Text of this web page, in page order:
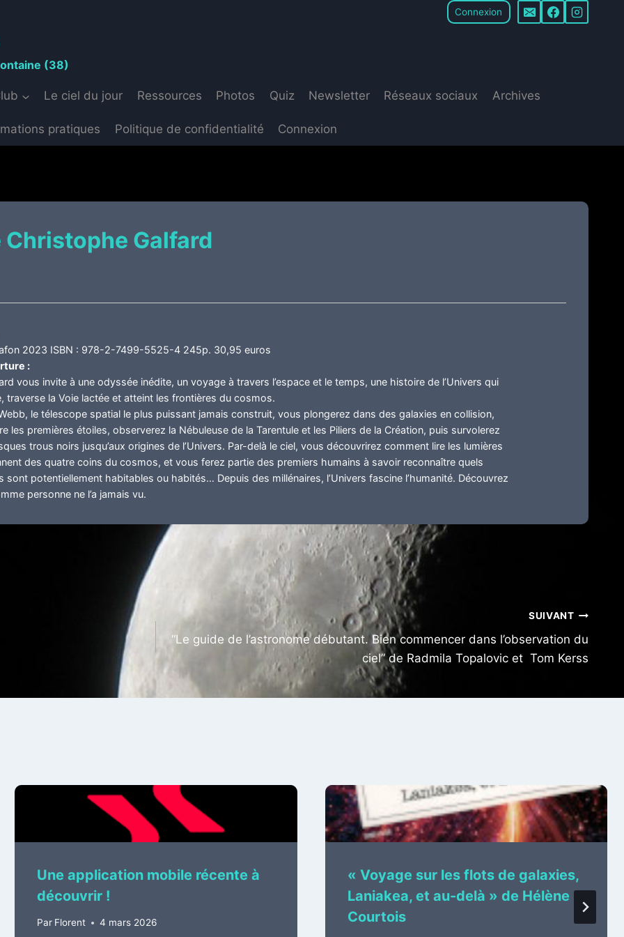
Connexion
(38)
Le ciel du jour Ressources Photos Quiz Newsletter Réseaux sociaux Archives
pratiques Politique de confidentialité Connexion
Christophe Galfard
2023 ISBN : 978-2-7499-5525-4 245p. 30,95 euros
:
vous invite à une odyssée inédite, un voyage à travers l’espace et le temps, une histoire de l’Univers qui
traverse la Voie lactée et atteint les frontières du cosmos.
le télescope spatial le plus puissant jamais construit, vous plongerez dans des galaxies en collision,
les premières étoiles, observerez la Nébuleuse de la Tarentule et les Piliers de la Création, puis survolerez
trous noirs jusqu’aux origines de l’Univers. Par-delà le ciel, vous découvrirez comment lire les lumières
des quatre coins du cosmos, et vous ferez partie des premiers humains à savoir reconnaître quels
sont potentiellement habitables ou habités… Depuis des millénaires, l’Univers fascine l’humanité. Découvrez
personne ne l’a jamais vu.
SUIVANT
“Le guide de l’astronome débutant. Bien commencer dans l’observation du
ciel” de Radmila Topalovic et Tom Kerss
Une application mobile récente à
découvrir !
Par Florent 4 mars 2026
« Voyage sur les flots de galaxies,
Laniakea, et au-delà » de Hélène
Courtois